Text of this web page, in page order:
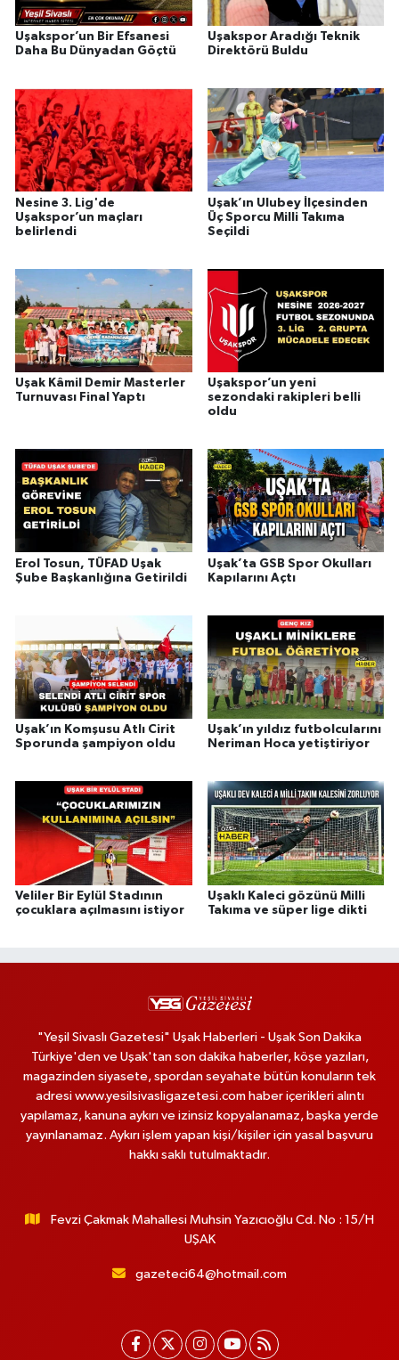
Uşakspor’un Bir Efsanesi
Daha Bu Dünyadan Göçtü
Uşakspor Aradığı Teknik
Direktörü Buldu
Nesine 3. Lig'de
Uşakspor’un maçları
belirlendi
Uşak’ın Ulubey İlçesinden
Üç Sporcu Milli Takıma
Seçildi
Uşak Kâmil Demir Masterler
Turnuvası Final Yaptı
Uşakspor’un yeni
sezondaki rakipleri belli
oldu
Erol Tosun, TÜFAD Uşak
Şube Başkanlığına Getirildi
Uşak’ta GSB Spor Okulları
Kapılarını Açtı
Uşak’ın Komşusu Atlı Cirit
Sporunda şampiyon oldu
Uşak’ın yıldız futbolcularını
Neriman Hoca yetiştiriyor
Veliler Bir Eylül Stadının
çocuklara açılmasını istiyor
Uşaklı Kaleci gözünü Milli
Takıma ve süper lige dikti
"Yeşil Sivaslı Gazetesi" Uşak Haberleri - Uşak Son Dakika
Türkiye'den ve Uşak'tan son dakika haberler, köşe yazıları,
magazinden siyasete, spordan seyahate bütün konuların tek
adresi www.yesilsivasligazetesi.com haber içerikleri alıntı
yapılamaz, kanuna aykırı ve izinsiz kopyalanamaz, başka yerde
yayınlanamaz. Aykırı işlem yapan kişi/kişiler için yasal başvuru
hakkı saklı tutulmaktadır.
Fevzi Çakmak Mahallesi Muhsin Yazıcıoğlu Cd. No : 15/H
UŞAK
gazeteci64@hotmail.com